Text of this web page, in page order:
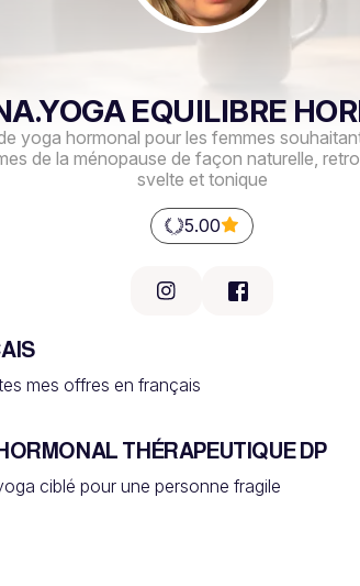
EQUILIBRE
yoga hormonal pour les femmes
de la ménopause de façon naturelle,
svelte et tonique
5.00
mes offres en français
THÉRAPEUTIQUE DP
ciblé pour une personne fragile